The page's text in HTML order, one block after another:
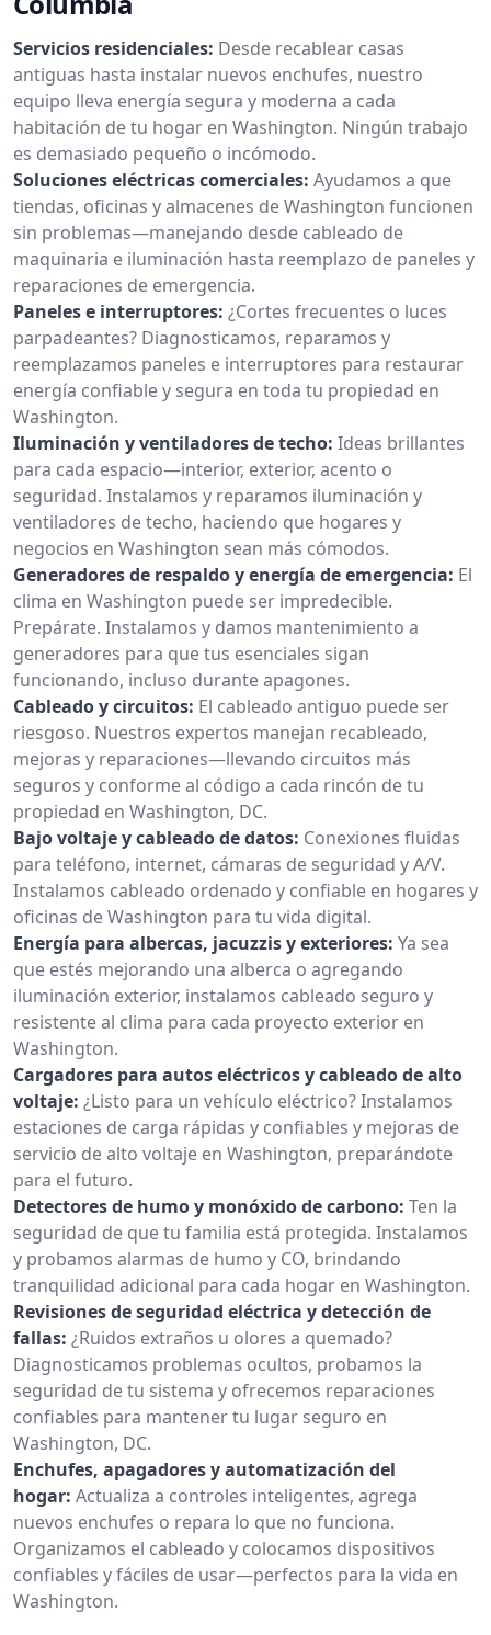
Servicios residenciales: Desde recablear casas
antiguas hasta instalar nuevos enchufes, nuestro
equipo lleva energía segura y moderna a cada
habitación de tu hogar en Washington. Ningún trabajo
es demasiado pequeño o incómodo.
Soluciones eléctricas comerciales: Ayudamos a que
tiendas, oficinas y almacenes de Washington funcionen
sin problemas—manejando desde cableado de
maquinaria e iluminación hasta reemplazo de paneles y
reparaciones de emergencia.
Paneles e interruptores: ¿Cortes frecuentes o luces
parpadeantes? Diagnosticamos, reparamos y
reemplazamos paneles e interruptores para restaurar
energía confiable y segura en toda tu propiedad en
Washington.
Iluminación y ventiladores de techo: Ideas brillantes
para cada espacio—interior, exterior, acento o
seguridad. Instalamos y reparamos iluminación y
ventiladores de techo, haciendo que hogares y
negocios en Washington sean más cómodos.
Generadores de respaldo y energía de emergencia: El
clima en Washington puede ser impredecible.
Prepárate. Instalamos y damos mantenimiento a
generadores para que tus esenciales sigan
funcionando, incluso durante apagones.
Cableado y circuitos: El cableado antiguo puede ser
riesgoso. Nuestros expertos manejan recableado,
mejoras y reparaciones—llevando circuitos más
seguros y conforme al código a cada rincón de tu
propiedad en Washington, DC.
Bajo voltaje y cableado de datos: Conexiones fluidas
para teléfono, internet, cámaras de seguridad y A/V.
Instalamos cableado ordenado y confiable en hogares y
oficinas de Washington para tu vida digital.
Energía para albercas, jacuzzis y exteriores: Ya sea
que estés mejorando una alberca o agregando
iluminación exterior, instalamos cableado seguro y
resistente al clima para cada proyecto exterior en
Washington.
Cargadores para autos eléctricos y cableado de alto
voltaje: ¿Listo para un vehículo eléctrico? Instalamos
estaciones de carga rápidas y confiables y mejoras de
servicio de alto voltaje en Washington, preparándote
para el futuro.
Detectores de humo y monóxido de carbono: Ten la
seguridad de que tu familia está protegida. Instalamos
y probamos alarmas de humo y CO, brindando
tranquilidad adicional para cada hogar en Washington.
Revisiones de seguridad eléctrica y detección de
fallas: ¿Ruidos extraños u olores a quemado?
Diagnosticamos problemas ocultos, probamos la
seguridad de tu sistema y ofrecemos reparaciones
confiables para mantener tu lugar seguro en
Washington, DC.
Enchufes, apagadores y automatización del
hogar: Actualiza a controles inteligentes, agrega
nuevos enchufes o repara lo que no funciona.
Organizamos el cableado y colocamos dispositivos
confiables y fáciles de usar—perfectos para la vida en
Washington.